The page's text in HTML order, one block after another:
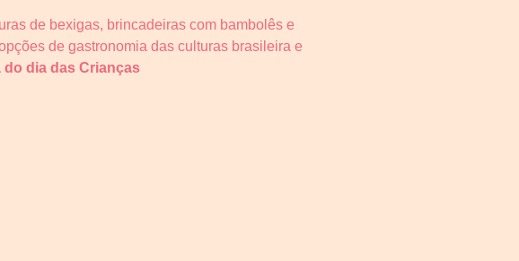
de bexigas, brincadeiras com bambolês e
de gastronomia das culturas brasileira e
do dia das Crianças